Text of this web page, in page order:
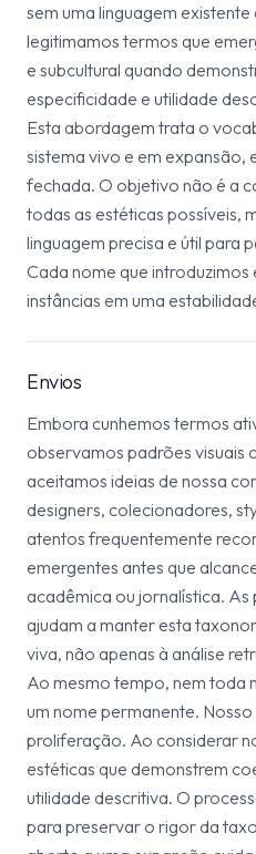
sem uma linguagem
legitimamos termos que
e subcultural quando
especificidade e utilidade
Esta abordagem trata o
sistema vivo e em expansão,
fechada. O objetivo não é a
todas as estéticas possíveis,
linguagem precisa e útil para
Cada nome que introduzimos
instâncias em uma
Envios
Embora cunhemos termos
observamos padrões visuais
aceitamos ideias de nossa
designers, colecionadores,
atentos frequentemente
emergentes antes que
acadêmica ou jornalística.
ajudam a manter esta
viva, não apenas à análise
Ao mesmo tempo, nem toda
um nome permanente.
proliferação. Ao considerar
estéticas que demonstrem
utilidade descritiva. O
para preservar o rigor da